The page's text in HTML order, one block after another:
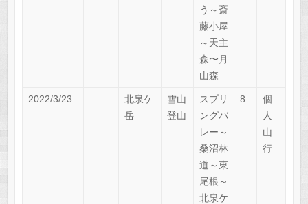
う～斎
藤小屋
～天主
森〜月
山森
2022/3/23
北泉ケ
岳
雪山
登山
スプリ
ングバ
レー～
桑沼林
道～東
尾根～
北泉ケ
8
個
人
山
行